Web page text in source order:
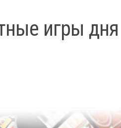
игры дня